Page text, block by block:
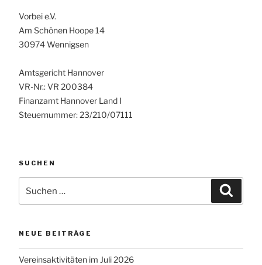
Vorbei e.V.
Am Schönen Hoope 14
30974 Wennigsen
Amtsgericht Hannover
VR-Nr.: VR 200384
Finanzamt Hannover Land I
Steuernummer: 23/210/07111
SUCHEN
nach:
NEUE BEITRÄGE
Vereinsaktivitäten im Juli 2026